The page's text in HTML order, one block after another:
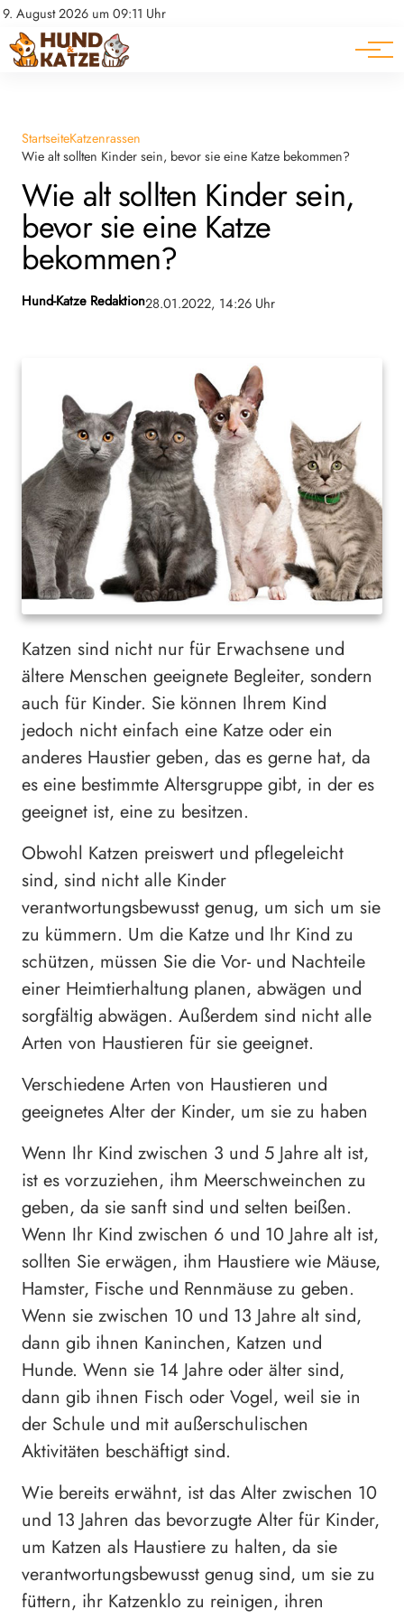
9. August 2026 um 09:11 Uhr
Datenschutz
Impressum
Pferde
Ratgeber
StartseiteKatzenrassen
Wie alt sollten Kinder sein, bevor sie eine Katze bekommen?
Wie alt sollten Kinder sein,
bevor sie eine Katze
bekommen?
Hund-Katze Redaktion28.01.2022, 14:26 Uhr
Katzen sind nicht nur für Erwachsene und
ältere Menschen geeignete Begleiter, sondern
auch für Kinder. Sie können Ihrem Kind
jedoch nicht einfach eine Katze oder ein
anderes Haustier geben, das es gerne hat, da
es eine bestimmte Altersgruppe gibt, in der es
geeignet ist, eine zu besitzen.
Obwohl Katzen preiswert und pflegeleicht
sind, sind nicht alle Kinder
verantwortungsbewusst genug, um sich um sie
zu kümmern. Um die Katze und Ihr Kind zu
schützen, müssen Sie die Vor- und Nachteile
einer Heimtierhaltung planen, abwägen und
sorgfältig abwägen. Außerdem sind nicht alle
Arten von Haustieren für sie geeignet.
Verschiedene Arten von Haustieren und
geeignetes Alter der Kinder, um sie zu haben
Wenn Ihr Kind zwischen 3 und 5 Jahre alt ist,
ist es vorzuziehen, ihm Meerschweinchen zu
geben, da sie sanft sind und selten beißen.
Wenn Ihr Kind zwischen 6 und 10 Jahre alt ist,
sollten Sie erwägen, ihm Haustiere wie Mäuse,
Hamster, Fische und Rennmäuse zu geben.
Wenn sie zwischen 10 und 13 Jahre alt sind,
dann gib ihnen Kaninchen, Katzen und
Hunde. Wenn sie 14 Jahre oder älter sind,
dann gib ihnen Fisch oder Vogel, weil sie in
der Schule und mit außerschulischen
Aktivitäten beschäftigt sind.
Wie bereits erwähnt, ist das Alter zwischen 10
und 13 Jahren das bevorzugte Alter für Kinder,
um Katzen als Haustiere zu halten, da sie
verantwortungsbewusst genug sind, um sie zu
füttern, ihr Katzenklo zu reinigen, ihren